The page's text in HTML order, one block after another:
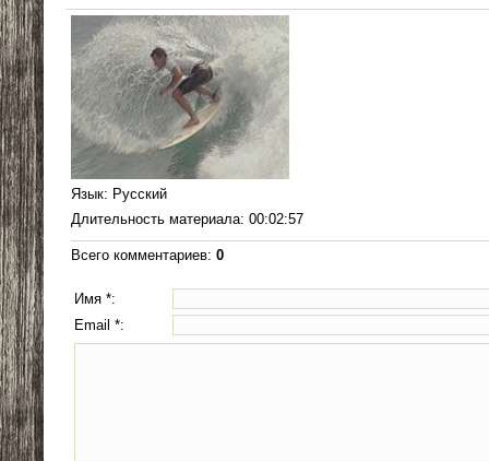
Язык: Русский
Длительность материала: 00:02:57
Всего комментариев: 0
Имя *:
Email *: